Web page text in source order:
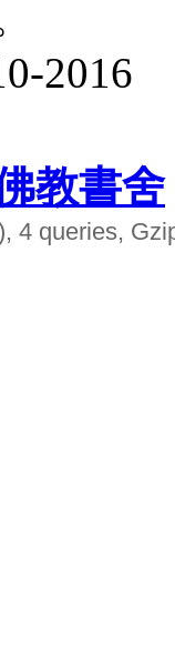
2016
教書舍
4 queries,